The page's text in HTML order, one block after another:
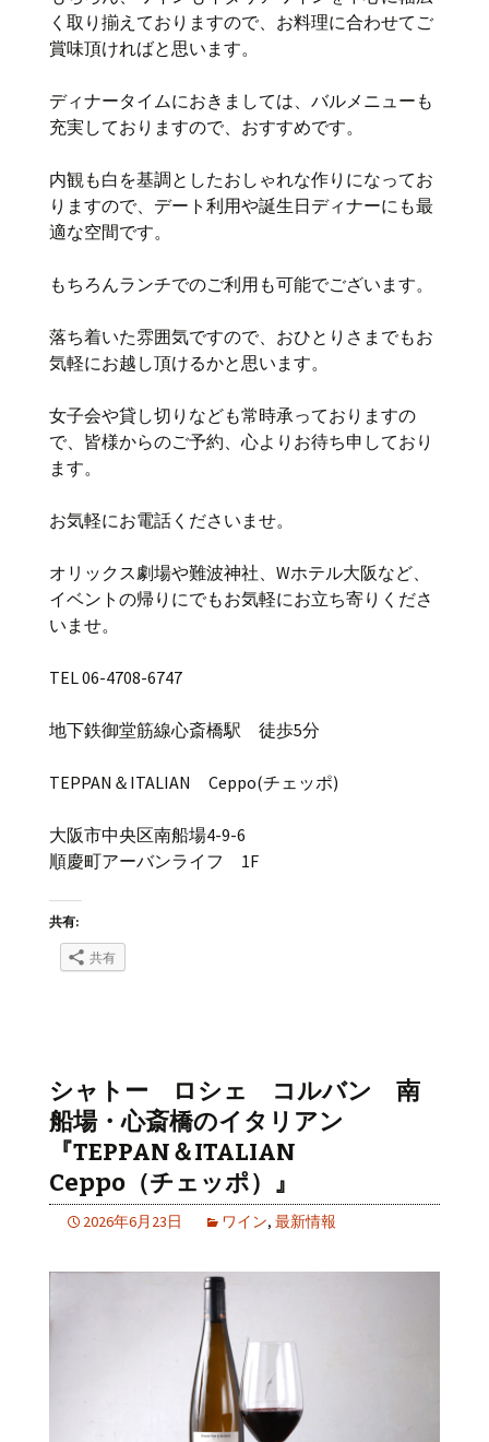
く取り揃えておりますので、お料理に合わせてご
賞味頂ければと思います。
ディナータイムにおきましては、バルメニューも
充実しておりますので、おすすめです。
内観も白を基調としたおしゃれな作りになってお
りますので、デート利用や誕生日ディナーにも最
適な空間です。
もちろんランチでのご利用も可能でございます。
落ち着いた雰囲気ですので、おひとりさまでもお
気軽にお越し頂けるかと思います。
女子会や貸し切りなども常時承っておりますの
で、皆様からのご予約、心よりお待ち申しており
ます。
お気軽にお電話くださいませ。
オリックス劇場や難波神社、Wホテル大阪など、
イベントの帰りにでもお気軽にお立ち寄りくださ
いませ。
TEL 06-4708-6747
地下鉄御堂筋線心斎橋駅 徒歩5分
TEPPAN＆ITALIAN Ceppo(チェッポ)
大阪市中央区南船場4-9-6
順慶町アーバンライフ 1F
共有:
共有
シャトー ロシェ コルバン 南
船場・心斎橋のイタリアン
『TEPPAN＆ITALIAN
Ceppo（チェッポ）』
2026年6月23日 ワイン, 最新情報